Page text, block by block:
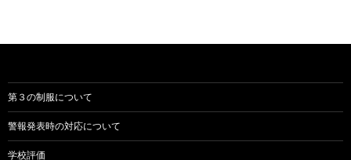
第３の制服について
警報発表時の対応について
学校評価